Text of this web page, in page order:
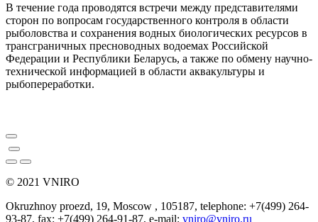
В течение года проводятся встречи между представителями
cторон по вопросам государственного контроля в области
рыболовства и сохранения водных биологических ресурсов в
трансграничных пресноводных водоемах Российской
Федерации и Республики Беларусь, а также по обмену научно-
технической информацией в области аквакультуры и
рыбопереработки.
© 2021 VNIRO
Okruzhnoy proezd, 19, Moscow , 105187, telephone: +7(499) 264-
93-87, fax: +7(499) 264-91-87, e-mail: vniro@vniro.ru